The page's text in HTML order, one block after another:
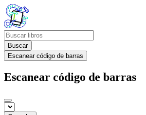
Buscar
Escanear código de barras
Escanear código de barras